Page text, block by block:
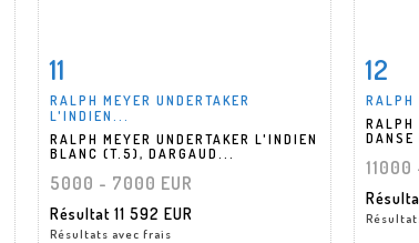
11
RALPH MEYER UNDERTAKER
L'INDIEN...
RALPH MEYER UNDERTAKER L'INDIEN
BLANC (T.5), DARGAUD...
5000 - 7000 EUR
Résultat 11 592 EUR
Résultats avec frais
12
RALPH
RALPH
11000